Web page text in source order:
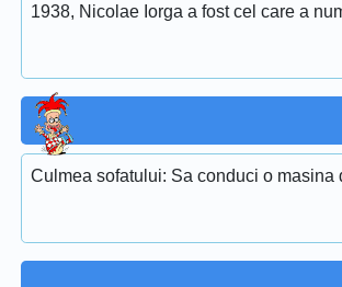
1938, Nicolae Iorga a fost cel care a
Culmea sofatului: Sa conduci o masina